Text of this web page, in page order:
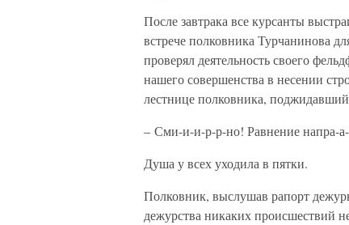
После завтрака все курсанты
встрече полковника Турчанинова
проверял деятельность своего
нашего совершенства в несении
лестнице полковника,
– Сми-и-и-р-р-но! Равнение напра-
Душа у всех уходила в пятки.
Полковник, выслушав рапорт
дежурства никаких происшествий